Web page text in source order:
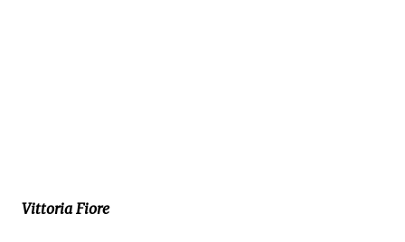
Vittoria Fiore